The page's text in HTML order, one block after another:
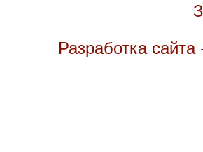
Разработка